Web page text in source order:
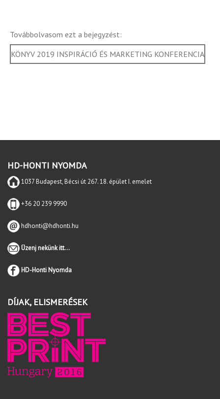
Továbbolvasom ezt a bejegyzést:
KÖNYV 2019 INSPIRÁCIÓ ÉS MARKETING KONFERENCIA
HD-HONTI NYOMDA
1037 Budapest, Bécsi út 267. 18. épület I. emelet
+36 20 239 9990
hdhonti@hdhonti.hu
Üzenj nekünk itt...
HD-Honti Nyomda
DÍJAK, ELISMERÉSEK